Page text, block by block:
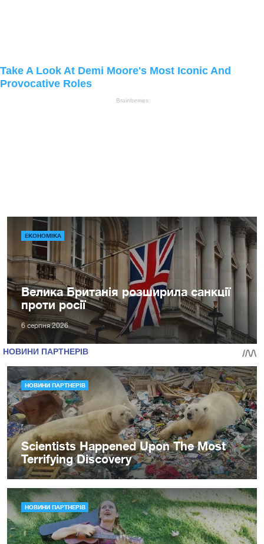
ЕКОНОМІКА
Велика Британія розширила санкції
проти росії
6 серпня 2026